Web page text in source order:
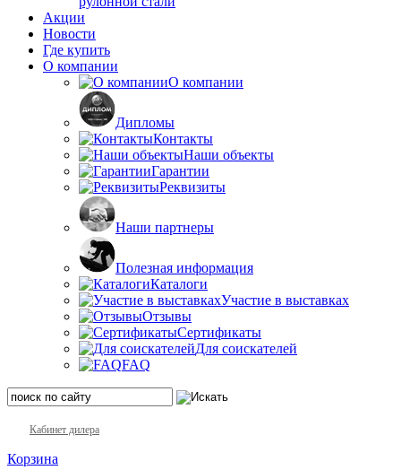
Акции
Новости
Где купить
О компании
О компании
Дипломы
Контакты
Наши объекты
Гарантии
Реквизиты
Наши партнеры
Полезная информация
Каталоги
Участие в выставках
Отзывы
Сертификаты
Для соискателей
FAQ
Кабинет дилера
Корзина